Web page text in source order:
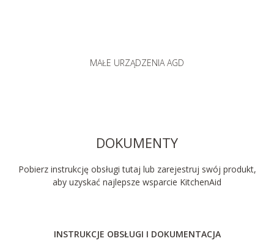
MAŁE URZĄDZENIA AGD
DOKUMENTY
Pobierz instrukcję obsługi tutaj lub zarejestruj swój produkt,
aby uzyskać najlepsze wsparcie KitchenAid
INSTRUKCJE OBSŁUGI I DOKUMENTACJA